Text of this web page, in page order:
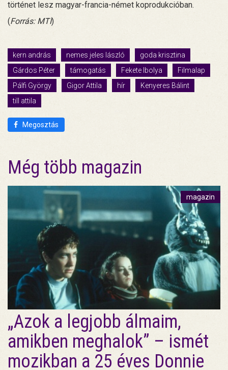
történet lesz magyar-francia-német koprodukcióban.
(Forrás: MTI)
kern andrás nemes jeles lászló
goda krisztina
Gárdos Péter
támogatás Fekete Ibolya
Filmalap
Pálfi György
Gigor Attila hír
Kenyeres Bálint
till attila
Megosztás
Még több magazin
magazin
„Azok a legjobb álmaim,
amikben meghalok” – ismét
mozikban a 25 éves Donnie